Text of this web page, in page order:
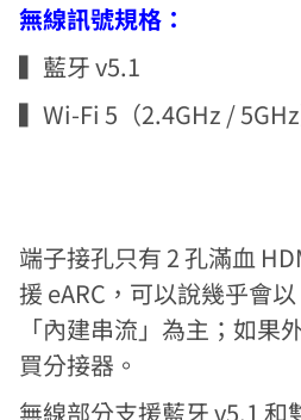
無線訊號規格：
▍藍牙 v5.1
▍Wi-Fi 5（2.4GHz / 5GHz
端子接孔只有 2 孔滿血
援 eARC，可以說幾乎會
「內建串流」為主；如果
買分接器。
無線部分支援藍牙 v5.1 和